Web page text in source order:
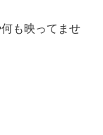
も映ってませ